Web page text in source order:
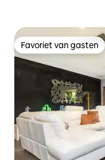
Favoriet van gasten
Favoriet van gasten